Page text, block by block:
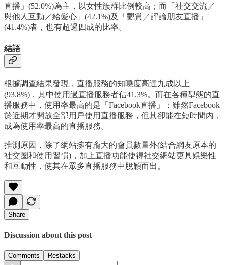
直播」(52.0%)為主，以女性族群比例較高；而「社交交流／
與他人互動／給愛心」(42.1%)及「觀賞／評論朋友直播」
(41.4%)者，也有超過四成的比率。
結語
根據調查結果發現，直播服務的知曉度高達九成以上
(93.8%)，其中使用過直播服務者佔41.3%。而在各種型態的直
播服務中，使用率最高的是「Facebook直播」；雖然Facebook
於近期才開放全部用戶使用直播服務，但其卻能在短時間內，
成為使用率最高的直播服務。
推測原因，除了網站擁有龐大的會員數量外(結合網友原本的
社交圈和使用習慣)，加上直播功能使得社交網站更具娛樂性
和互動性，使其在眾多直播服務中脫穎而出。
Share
Discussion about this post
Comments Restacks